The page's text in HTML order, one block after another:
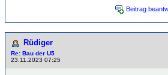
Beitrag
Rüdiger
Re: Bau der U5
23.11.2023 07:25